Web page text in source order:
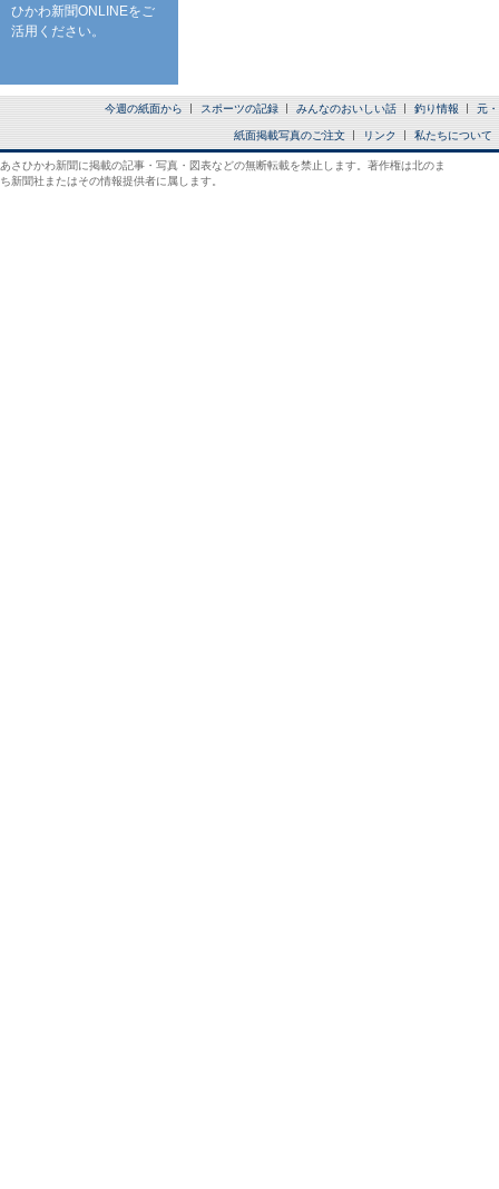
ひかわ新聞ONLINEをご
活用ください。
今週の紙面から スポーツの記録 みんなのおいしい話 釣り情報 元
紙面掲載写真のご注文 リンク 私たちについて
あさひかわ新聞に掲載の記事・写真・図表などの無断転載を禁止します。著作権は北のま
ち新聞社またはその情報提供者に属します。